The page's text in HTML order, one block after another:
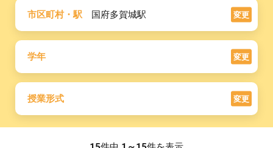
市区町村・駅 国府多賀城駅 変更
学年 変更
授業形式 変更